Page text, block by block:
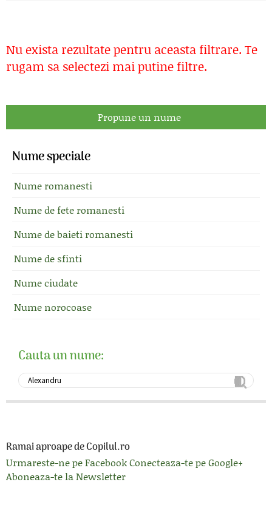
Nu exista rezultate pentru aceasta filtrare. Te
rugam sa selectezi mai putine filtre.
Propune un nume
Nume speciale
Nume romanesti
Nume de fete romanesti
Nume de baieti romanesti
Nume de sfinti
Nume ciudate
Nume norocoase
Cauta un nume:
Ramai aproape de Copilul.ro
Urmareste-ne pe FacebookConecteaza-te pe Google+
Aboneaza-te la Newsletter